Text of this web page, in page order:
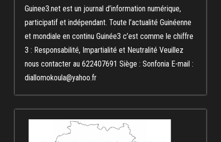
Guinee3.net est un journal d’information numérique,
participatif et indépendant. Toute l’actualité Guinéenne
et mondiale en continu Guinée3 c’est comme le chiffre
3 : Responsabilité, Impartialité et Neutralité Veuillez
nous contacter au 622407691 Siège : Sonfonia E-mail :
diallomokoula@yahoo.fr